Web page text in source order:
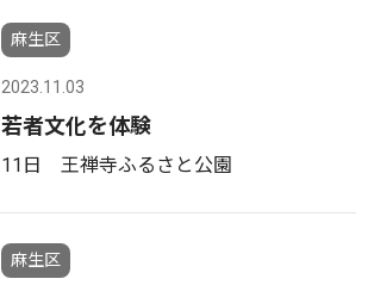
麻生区
2023.11.03
若者文化を体験
11日 王禅寺ふるさと公園
麻生区